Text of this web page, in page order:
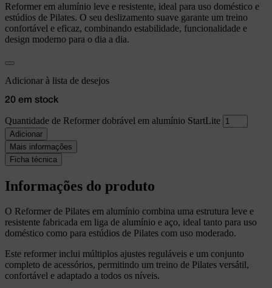
Reformer em alumínio leve e resistente, ideal para uso doméstico e
estúdios de Pilates. O seu deslizamento suave garante um treino
confortável e eficaz, combinando estabilidade, funcionalidade e
design moderno para o dia a dia.
Adicionar à lista de desejos
20 em stock
Quantidade de Reformer dobrável em alumínio StartLite
Adicionar
Mais informações
Ficha técnica
Informações do produto
O Reformer de Pilates em alumínio combina uma estrutura leve e
resistente fabricada em liga de alumínio e aço, ideal tanto para uso
doméstico como para estúdios de Pilates com uso moderado.
Este reformer inclui múltiplos ajustes reguláveis e um conjunto
completo de acessórios, permitindo um treino de Pilates versátil,
confortável e adaptado a todos os níveis.